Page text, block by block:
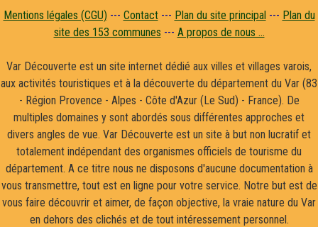
Mentions légales (CGU) --- Contact--- Plan du site principal--- Plan du
site des 153 communes --- A propos de nous ...
Var Découverte est un site internet dédié aux villes et villages varois,
aux activités touristiques et à la découverte du département du Var (83
- Région Provence - Alpes - Côte d'Azur (Le Sud) - France). De
multiples domaines y sont abordés sous différentes approches et
divers angles de vue. Var Découverte est un site à but non lucratif et
totalement indépendant des organismes officiels de tourisme du
département. A ce titre nous ne disposons d'aucune documentation à
vous transmettre, tout est en ligne pour votre service. Notre but est de
vous faire découvrir et aimer, de façon objective, la vraie nature du Var
en dehors des clichés et de tout intéressement personnel.